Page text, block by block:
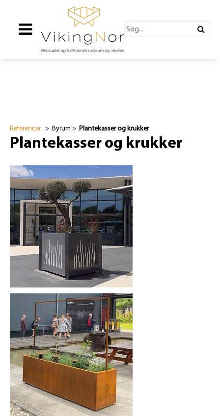
Referencer> Byrum > Plantekasser og krukker
Plantekasser og krukker